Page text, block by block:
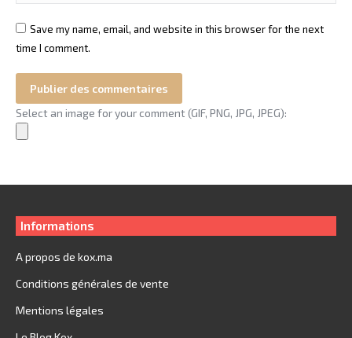
Save my name, email, and website in this browser for the next
time I comment.
Publier des commentaires
Select an image for your comment (GIF, PNG, JPG, JPEG):
Informations
A propos de kox.ma
Conditions générales de vente
Mentions légales